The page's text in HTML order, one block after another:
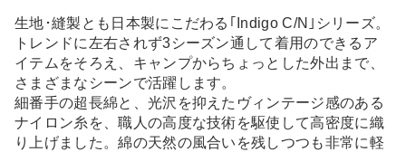
生地･縫製とも日本製にこだわる｢Indigo C/N｣シリーズ。
トレンドに左右されず3シーズン通して着用のできるア
イテムをそろえ、キャンプからちょっとした外出まで、
さまざまなシーンで活躍します。
細番手の超長綿と、光沢を抑えたヴィンテージ感のある
ナイロン糸を、職人の高度な技術を駆使して高密度に織
り上げました。綿の天然の風合いを残しつつも非常に軽